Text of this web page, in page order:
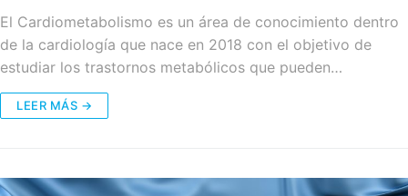
El Cardiometabolismo es un área de conocimiento dentro
de la cardiología que nace en 2018 con el objetivo de
estudiar los trastornos metabólicos que pueden…
LEER MÁS →